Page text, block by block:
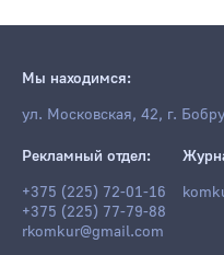
Мы находимся:
ул. Московская, 42, г.
Рекламный отдел:
+375 (225) 72-01-16
+375 (225) 77-79-88
rkomkur@gmail.com